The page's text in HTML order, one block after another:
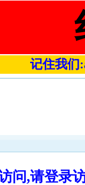
记住我们
问,请登